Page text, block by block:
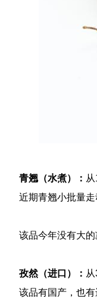
青翘（水煮）：
近期青翘小批量
该品今年没有大的
孜然（进口）：
该品有国产，也